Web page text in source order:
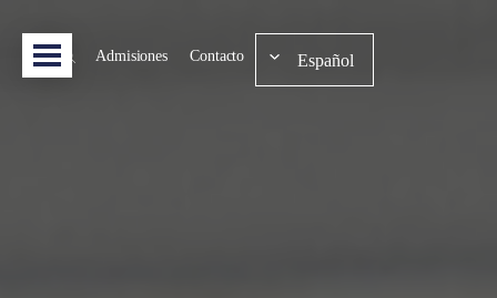
Admisiones Contacto Español